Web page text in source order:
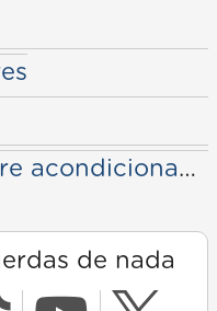
preinstalaciones de aire acondicionado
de nada